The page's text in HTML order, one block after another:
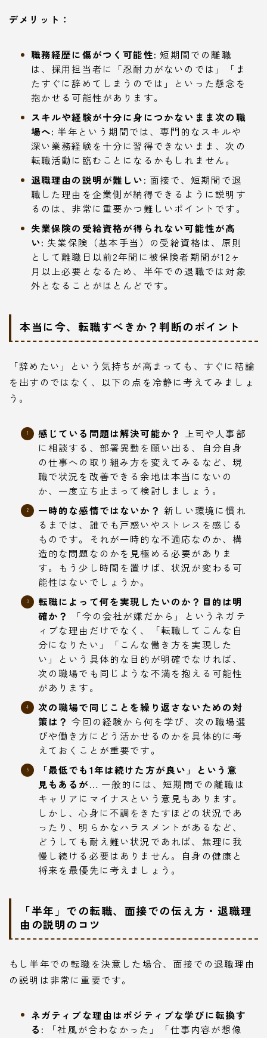
デメリット：
職務経歴に傷がつく可能性: 短期間での離職
は、採用担当者に「忍耐力がないのでは」「ま
たすぐに辞めてしまうのでは」といった懸念を
抱かせる可能性があります。
スキルや経験が十分に身につかないまま次の職
場へ: 半年という期間では、専門的なスキルや
深い業務経験を十分に習得できないまま、次の
転職活動に臨むことになるかもしれません。
退職理由の説明が難しい: 面接で、短期間で退
職した理由を企業側が納得できるように説明す
るのは、非常に重要かつ難しいポイントです。
失業保険の受給資格が得られない可能性が高
い: 失業保険（基本手当）の受給資格は、原則
として離職日以前2年間に被保険者期間が12ヶ
月以上必要となるため、半年での退職では対象
外となることがほとんどです。
本当に今、転職すべきか？判断のポイント
「辞めたい」という気持ちが高まっても、すぐに結論
を出すのではなく、以下の点を冷静に考えてみましょ
う。
感じている問題は解決可能か？
上司や人事部
に相談する、部署異動を願い出る、自分自身
の仕事への取り組み方を変えてみるなど、現
職で状況を改善できる余地は本当にないの
か、一度立ち止まって検討しましょう。
一時的な感情ではないか？ 新しい環境に慣れ
るまでは、誰でも戸惑いやストレスを感じる
ものです。それが一時的な不適応なのか、構
造的な問題なのかを見極める必要がありま
す。もう少し時間を置けば、状況が変わる可
能性はないでしょうか。
転職によって何を実現したいのか？目的は明
確か？
「今の会社が嫌だから」というネガテ
ィブな理由だけでなく、「転職してこんな自
分になりたい」「こんな働き方を実現した
い」という具体的な目的が明確でなければ、
次の職場でも同じような不満を抱える可能性
があります。
次の職場で同じことを繰り返さないための対
策は？ 今回の経験から何を学び、次の職場選
びや働き方にどう活かせるのかを具体的に考
えておくことが重要です。
「最低でも1年は続けた方が良い」という意
見もあるが… 一般的には、短期間での離職は
キャリアにマイナスという意見もあります。
しかし、心身に不調をきたすほどの状況であ
ったり、明らかなハラスメントがあるなど、
どうしても耐え難い状況であれば、無理に我
慢し続ける必要はありません。自身の健康と
将来を最優先に考えましょう。
「半年」での転職、面接での伝え方・退職理
由の説明のコツ
もし半年での転職を決意した場合、面接での退職理由
の説明は非常に重要です。
ネガティブな理由はポジティブな学びに転換す
る: 「社風が合わなかった」「仕事内容が想像